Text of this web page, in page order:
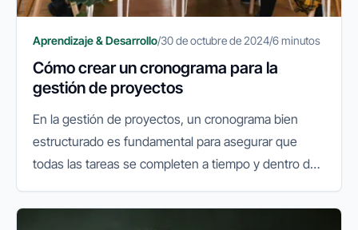
Aprendizaje & Desarrollo/30 de octubre de 2024/6 minutos
Cómo crear un cronograma para la
gestión de proyectos
En la gestión de proyectos, un cronograma bien
estructurado es fundamental para asegurar que
todas las tareas se completen a tiempo y dentro del
planificación y ejecución de un...